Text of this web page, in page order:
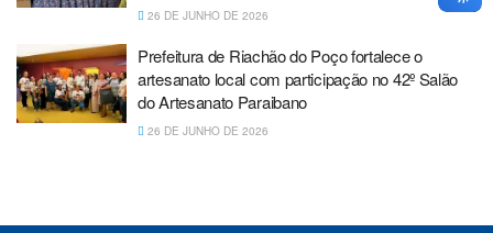
26 DE JUNHO DE 2026
Prefeitura de Riachão do Poço fortalece o
artesanato local com participação no 42º Salão
do Artesanato Paraibano
26 DE JUNHO DE 2026